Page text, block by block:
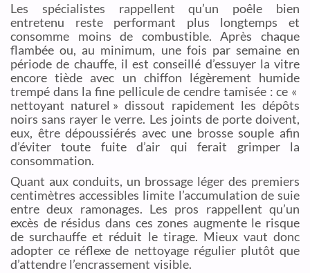
Les spécialistes rappellent qu’un poêle bien
entretenu reste performant plus longtemps et
consomme moins de combustible. Après chaque
flambée ou, au minimum, une fois par semaine en
période de chauffe, il est conseillé d’essuyer la vitre
encore tiède avec un chiffon légèrement humide
trempé dans la fine pellicule de cendre tamisée : ce «
nettoyant naturel » dissout rapidement les dépôts
noirs sans rayer le verre. Les joints de porte doivent,
eux, être dépoussiérés avec une brosse souple afin
d’éviter toute fuite d’air qui ferait grimper la
consommation.
Quant aux conduits, un brossage léger des premiers
centimètres accessibles limite l’accumulation de suie
entre deux ramonages. Les pros rappellent qu’un
excès de résidus dans ces zones augmente le risque
de surchauffe et réduit le tirage. Mieux vaut donc
adopter ce réflexe de nettoyage régulier plutôt que
d’attendre l’encrassement visible.